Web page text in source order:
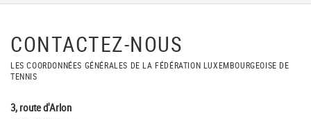
CONTACTEZ-NOUS
LES COORDONNÉES GÉNÉRALES DE LA FÉDÉRATION LUXEMBOURGEOISE DE
TENNIS
3, route d'Arlon